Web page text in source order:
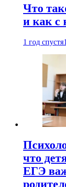
Что
и как с
1 год спустя
что
ЕГЭ